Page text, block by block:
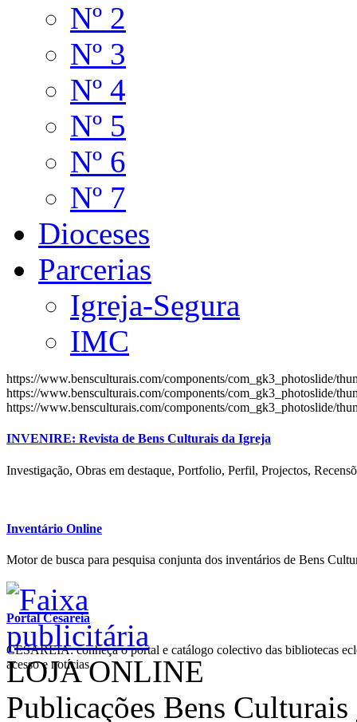
Nº 2
Nº 3
Nº 4
Nº 5
Nº 6
Nº 7
Dioceses
Parcerias
Igreja-Segura
IMC
https://www.bensculturais.com/components/com_gk3_photoslide/
https://www.bensculturais.com/components/com_gk3_photoslide/
https://www.bensculturais.com/components/com_gk3_photoslide/
INVENIRE: Revista de Bens Culturais da Igreja
Investigação, Obras em destaque, Portfolio, Perfil, Projectos,
Inventário Online
Motor de busca para pesquisa conjunta dos inventários de Bens
Portal Cesareia
CESAREIA: conheça o portal e catálogo colectivo das bibliotecas
acesso e notícias
LOJA ONLINE
Publicações Bens Culturais